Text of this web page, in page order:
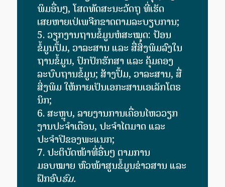
ພິມອື່ນໆ, ໂສດທັດສະນະວັດຖຸ ທີ່ເຮັດ
ເສຍຫາຍເປ່ເພຈີກຂາດຕາມລະບຽບການ;
ວຽກ​ງານຖານຂໍ້ມູນຫໍສະໝຸດ: ປ້ອນ
ຂໍ້ມູນປຶ້ມ,​ ວາລະສານ ແລະ ສື່ສິ່ງພິມລົງໃນ
ຖານຂໍ້ມູນ, ປົກປັກຮັກສາ ແລະ ຄຸ້ມຄອງ
ລະບົບຖານຂໍ້ມູນ; ສ້າງປຶ້ມ, ວາລະສານ, ສື່
ສິ່ງພິມ ໃຫ້ກາຍເປັນເອກະສານເອເລັກໂຕຣ
ນິກ;
ສະຫຼຸບ, ລາຍງານການ​ເຄື່ອນ​ໄຫວ​ວຽກ​
ງານປະຈຳເດືອນ, ປະຈຳໄຕມາດ ແລະ
ປະຈຳປີຂອງພະແນກ;
ປະຕິບັດໜ້າທີ່ອື່ນໆ ຕາມການ
ມອບໝາຍ ຫົວໜ້າສູນຂໍ້ມູນຂ່າວສານ ແລະ
ຝຶກອົບຮົມ.